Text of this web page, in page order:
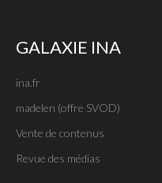
GALAXIE INA
ina.fr
madelen (offre SVOD)
Vente de contenus
Revue des médias